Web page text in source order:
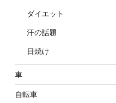
ダイエット
汗の話題
日焼け
車
自転車